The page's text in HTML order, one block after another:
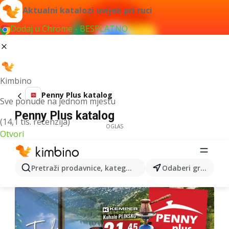
Aktualni katalozi uvijek pri ruci
Dodaj u Chrome - BESPLATNO
Kimbino
Sve ponude na jednom mjestu
(14,1 tis. recenzija)
Otvori
Pretraži prodavnice, kategorije, proizvode... Odaberi grad
Penny Plus katalog
Penny Plus katalog
OGLAS